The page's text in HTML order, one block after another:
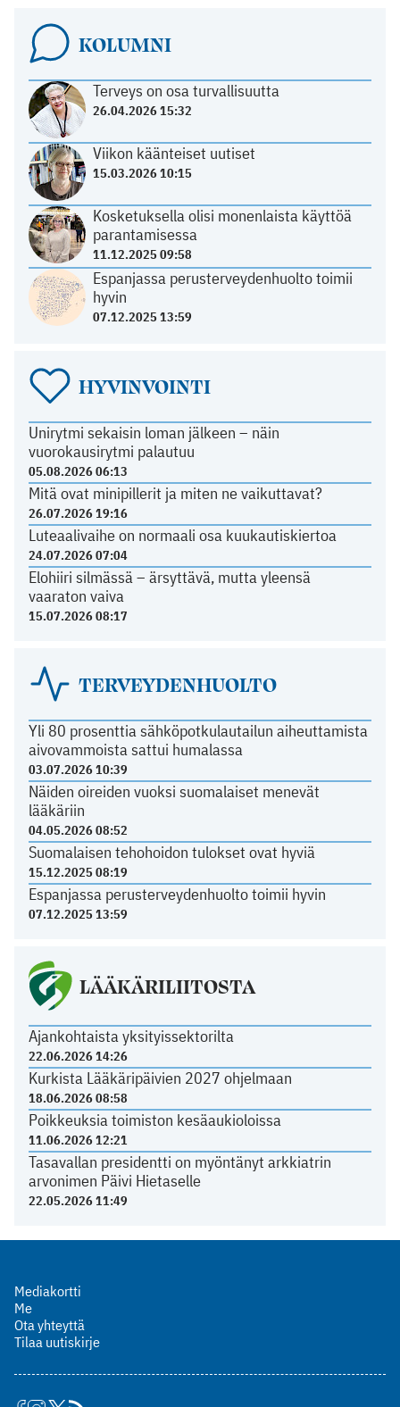
KOLUMNI
Terveys on osa turvallisuutta
26.04.2026 15:32
Viikon käänteiset uutiset
15.03.2026 10:15
Kosketuksella olisi monenlaista käyttöä
parantamisessa
11.12.2025 09:58
Espanjassa perusterveydenhuolto toimii
hyvin
07.12.2025 13:59
HYVINVOINTI
Unirytmi sekaisin loman jälkeen – näin
vuorokausirytmi palautuu
05.08.2026 06:13
Mitä ovat minipillerit ja miten ne vaikuttavat?
26.07.2026 19:16
Luteaalivaihe on normaali osa kuukautiskiertoa
24.07.2026 07:04
Elohiiri silmässä – ärsyttävä, mutta yleensä
vaaraton vaiva
15.07.2026 08:17
TERVEYDENHUOLTO
Yli 80 prosenttia sähköpotkulautailun aiheuttamista
aivovammoista sattui humalassa
03.07.2026 10:39
Näiden oireiden vuoksi suomalaiset menevät
lääkäriin
04.05.2026 08:52
Suomalaisen tehohoidon tulokset ovat hyviä
15.12.2025 08:19
Espanjassa perusterveydenhuolto toimii hyvin
07.12.2025 13:59
LÄÄKÄRILIITOSTA
Ajankohtaista yksityissektorilta
22.06.2026 14:26
Kurkista Lääkäripäivien 2027 ohjelmaan
18.06.2026 08:58
Poikkeuksia toimiston kesäaukioloissa
11.06.2026 12:21
Tasavallan presidentti on myöntänyt arkkiatrin
arvonimen Päivi Hietaselle
22.05.2026 11:49
Mediakortti
Me
Ota yhteyttä
Tilaa uutiskirje